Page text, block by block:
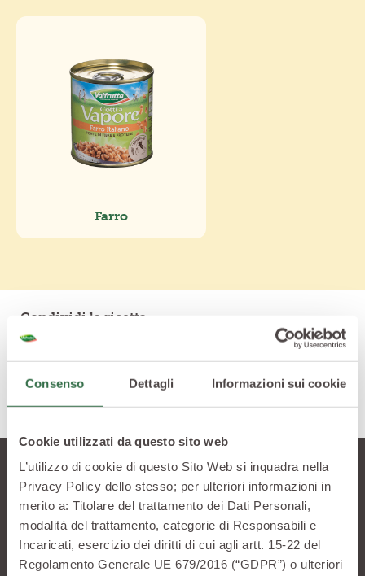
Consenso Dettagli Informazioni sui cookie
Cookie utilizzati da questo sito web
L’utilizzo di cookie di questo Sito Web si inquadra nella
Privacy Policy dello stesso; per ulteriori informazioni in
merito a: Titolare del trattamento dei Dati Personali,
modalità del trattamento, categorie di Responsabili e
Incaricati, esercizio dei diritti di cui agli artt. 15-22 del
Regolamento Generale UE 679/2016 (“GDPR”) o ulteriori
Farro
Condividi la ricetta
Lasciati tentare
Vuoi saperne di più? Scopri altre ricette che
potrebbero stuzzicare la tua curiosità